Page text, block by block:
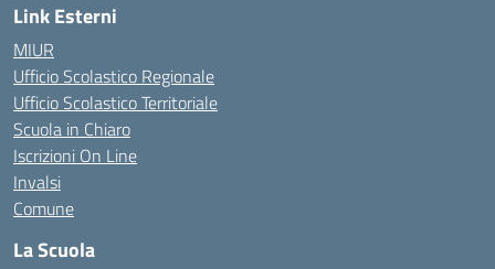
Link Esterni
MIUR
Ufficio Scolastico Regionale
Ufficio Scolastico Territoriale
Scuola in Chiaro
Iscrizioni On Line
Invalsi
Comune
La Scuola